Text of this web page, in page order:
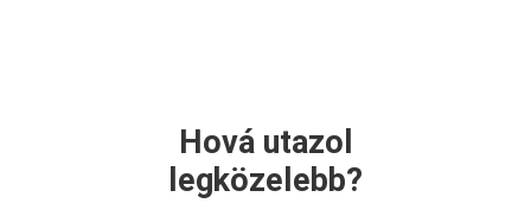
Zólyom
Siófok
Hová utazol
legközelebb?